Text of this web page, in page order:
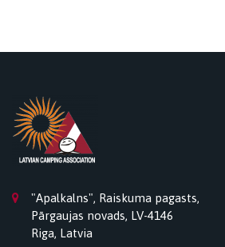
"Apalkalns", Raiskuma pagasts,
Pārgaujas novads, LV-4146
Riga, Latvia